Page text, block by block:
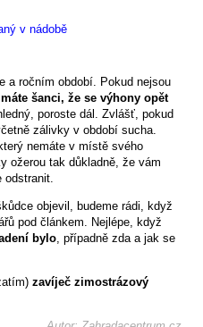
a ročním období. Pokud nejsou
máte šanci, že se výhony opět
poroste dál. Zvlášť, pokud
zálivky v období sucha.
nemáte v místě svého
ožerou tak důkladně, že vám
odstranit.
objevil, budeme rádi, když
pod článkem. Nejlépe, když
bylo, případně zda a jak se
zavíječ zimostrázový